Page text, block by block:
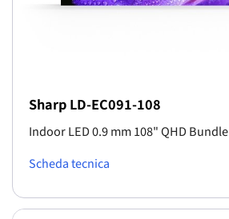
Sharp LD-EC091-108
Indoor LED 0.9 mm 108" QHD Bundle
Scheda tecnica